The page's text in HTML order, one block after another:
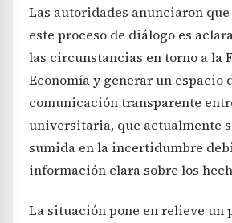
Las autoridades anunciaron
este proceso de diálogo es
las circunstancias en torno a la
Economía y generar un espacio
comunicación transparente
universitaria, que actualmente
sumida en la incertidumbre
información clara sobre los
La situación pone en relieve un